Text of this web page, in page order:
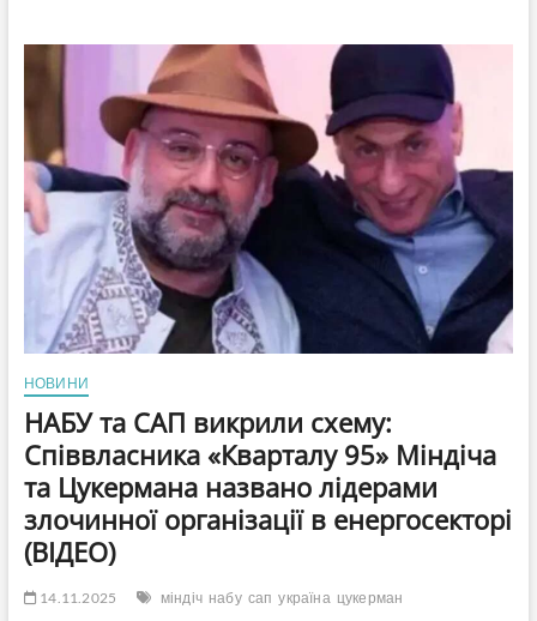
вплив
на
оборонні
закупівлі
Міндіча
—
де
і
ким
він
святкував
НОВИНИ
НАБУ та САП викрили схему:
Співвласника «Кварталу 95» Міндіча
та Цукермана названо лідерами
злочинної організації в енергосекторі
(ВІДЕО)
14.11.2025 міндіч набу сап україна цукерман